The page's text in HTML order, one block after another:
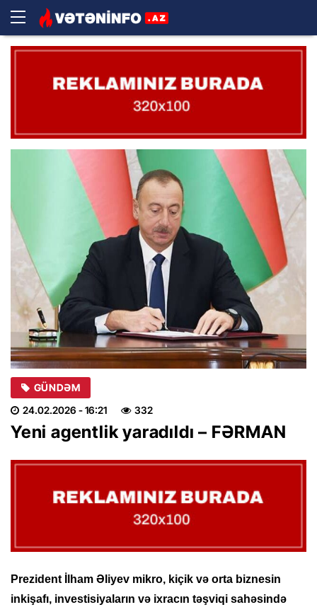
GÜNDƏM
24.02.2026 - 16:21 332
Yeni agentlik yaradıldı – FƏRMAN
Prezident İlham Əliyev mikro, kiçik və orta biznesin
inkişafı, investisiyaların və ixracın təşviqi sahəsində